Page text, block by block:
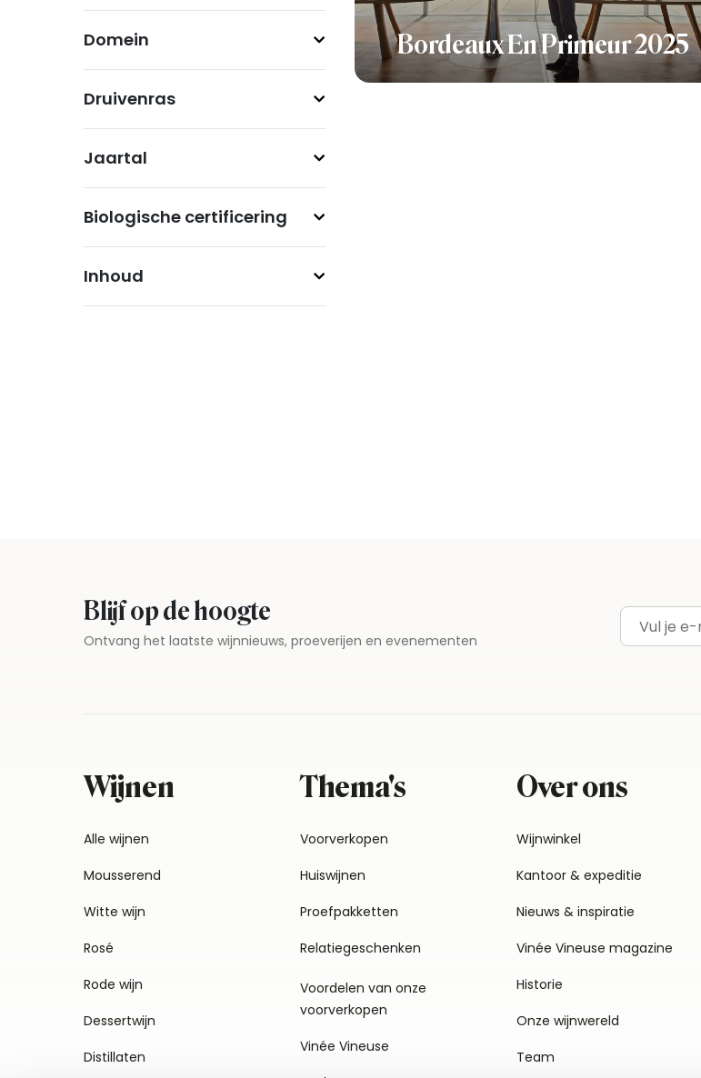
Domein
Druivenras
Jaartal
Biologische certificering
Inhoud
Bordeaux En Primeur 2025
Blijf op de hoogte
Ontvang het laatste wijnnieuws, proeverijen en evenementen E-mailadres
Wijnen
Alle wijnen
Mousserend
Witte wijn
Rosé
Rode wijn
Dessertwijn
Distillaten
Thema's
Voorverkopen
Huiswijnen
Proefpakketten
Relatiegeschenken
Voordelen van onze
voorverkopen
Vinée Vineuse
Over ons
Wijnwinkel
Kantoor & expeditie
Nieuws & inspiratie
Vinée Vineuse magazine
Historie
Onze wijnwereld
Team